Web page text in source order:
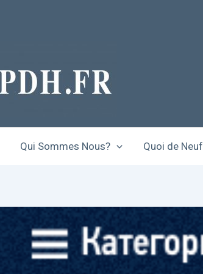
Qui Sommes Nous? Quoi de Neuf